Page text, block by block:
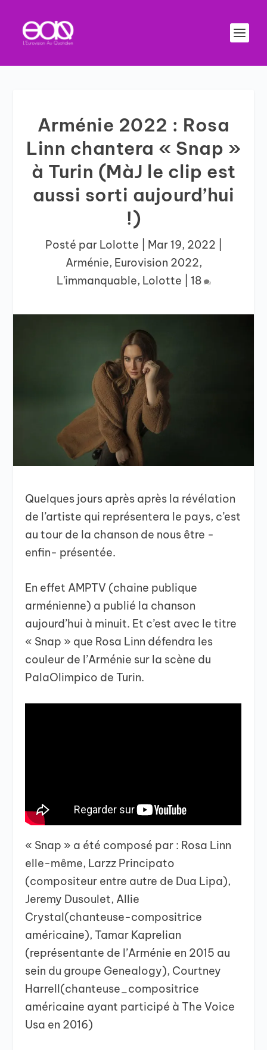
Arménie 2022 : Rosa
Linn chantera « Snap »
à Turin (MàJ le clip est
aussi sorti aujourd’hui
!)
Posté par Lolotte Mar 19, 2022
Arménie, Eurovision 2022,
L'immanquable, Lolotte 18
Quelques jours après après la révélation
de l’artiste qui représentera le pays, c’est
au tour de la chanson de nous être -
enfin- présentée.
En effet AMPTV (chaine publique
arménienne) a publié la chanson
aujourd’hui à minuit. Et c’est avec le titre
« Snap » que Rosa Linn défendra les
couleur de l’Arménie sur la scène du
PalaOlimpico de Turin.
« Snap » a été composé par : Rosa Linn
elle-même, Larzz Principato
(compositeur entre autre de Dua Lipa),
Jeremy Dusoulet, Allie
Crystal(chanteuse-compositrice
américaine), Tamar Kaprelian
(représentante de l’Arménie en 2015 au
sein du groupe Genealogy), Courtney
Harrell(chanteuse_compositrice
américaine ayant participé à The Voice
Usa en 2016)